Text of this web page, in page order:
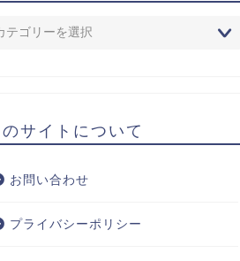
のサイトについて
お問い合わせ
プライバシーポリシー